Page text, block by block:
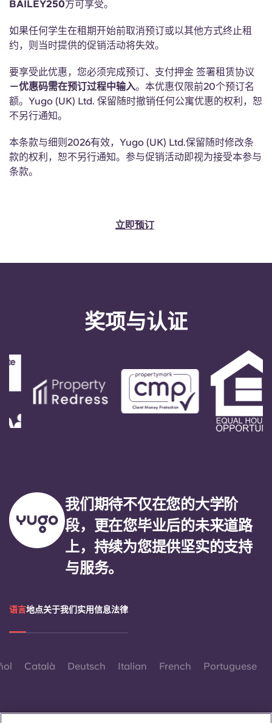
Català
Deutsch
French
BAILEY250方可享受。
如果任何学生在租期开始前取消预订或以其他方式终止租
约，则当时提供的促销活动将失效。
要享受此优惠，您必须完成预订、支付押金 签署租赁协议
－优惠码需在预订过程中输入。本优惠仅限前20个预订名
额。Yugo (UK) Ltd. 保留随时撤销任何公寓优惠的权利，恕
不另行通知。
本条款与细则2026有效，Yugo (UK) Ltd.保留随时修改条
款的权利，恕不另行通知。参与促销活动即视为接受本参与
条款。
立即预订
奖项与认证
我们期待不仅在您的大学阶
段，更在您毕业后的未来道路
上，持续为您提供坚实的支持
与服务。
语言地点关于我们实用信息法律
Català Deutsch Italian French Portuguese